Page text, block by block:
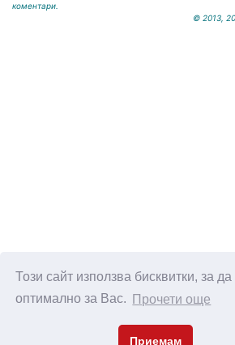
Този сайт използва бисквитки, за
оптимално за Вас.
Прочети още
Приемам
коментари.
© 2013,